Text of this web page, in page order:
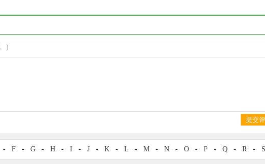
)
提交
- F - G - H - I - J - K - L - M - N - O - P - Q - R - S